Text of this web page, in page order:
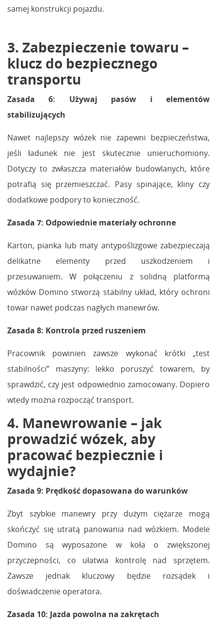
samej konstrukcji pojazdu.
3. Zabezpieczenie towaru –
klucz do bezpiecznego
transportu
Zasada 6: Używaj pasów i elementów
stabilizujących
Nawet najlepszy wózek nie zapewni bezpieczeństwa,
jeśli ładunek nie jest skutecznie unieruchomiony.
Dotyczy to zwłaszcza materiałów budowlanych, które
potrafią się przemieszczać. Pasy spinające, kliny czy
dodatkowe podpory to konieczność.
Zasada 7: Odpowiednie materiały ochronne
Karton, pianka lub maty antypoślizgowe zabezpieczają
delikatne elementy przed uszkodzeniem i
przesuwaniem. W połączeniu z solidną platformą
wózków Domino stworzą stabilny układ, który ochroni
towar nawet podczas nagłych manewrów.
Zasada 8: Kontrola przed ruszeniem
Pracownik powinien zawsze wykonać krótki „test
stabilności” maszyny: lekko poruszyć towarem, by
sprawdzić, czy jest odpowiednio zamocowany. Dopiero
wtedy można rozpocząć transport.
4. Manewrowanie – jak
prowadzić wózek, aby
pracować bezpiecznie i
wydajnie?
Zasada 9: Prędkość dopasowana do warunków
Zbyt szybkie manewry przy dużym ciężarze mogą
skończyć się utratą panowania nad wózkiem. Modele
Domino są wyposażone w koła o zwiększonej
przyczepności, co ułatwia kontrolę nad sprzętem.
Zawsze jednak kluczowy będzie rozsądek i
doświadczenie operatora.
Zasada 10: Jazda powolna na zakrętach